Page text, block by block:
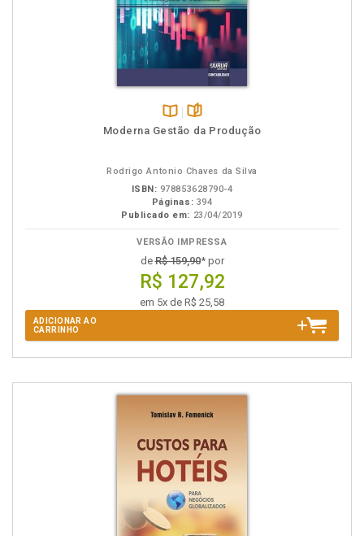
Disponível
páginas
Moderna Gestão da Produção
Rodrigo Antonio Chaves da Silva
ISBN: 978853628790-4
Páginas: 394
Publicado em: 23/04/2019
VERSÃO IMPRESSA
deR$ 159,90* por
R$ 127,92
em 5x de R$ 25,58
ADICIONAR AO
CARRINHO